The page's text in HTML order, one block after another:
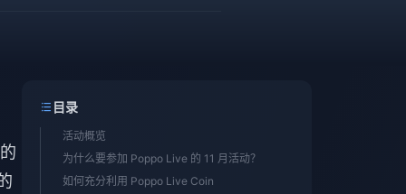
目录
活动概览
为什么要参加 Poppo Live 的 11 月活动？
如何充分利用 Poppo Live Coin